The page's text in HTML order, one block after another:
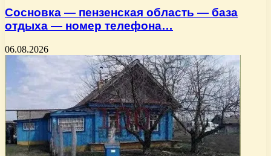
Сосновка — пензенская область — база
отдыха — номер телефона…
06.08.2026